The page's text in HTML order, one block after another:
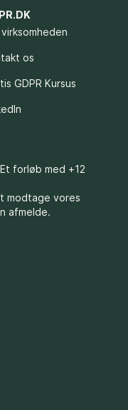
virksomheden
os
GDPR Kursus
forløb med +12
modtage vores
afmelde.